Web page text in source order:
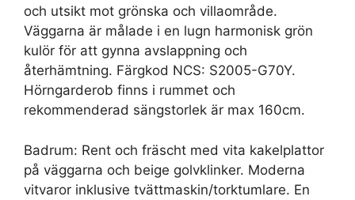
och utsikt mot grönska och villaområde.
Väggarna är målade i en lugn harmonisk grön
kulör för att gynna avslappning och
återhämtning. Färgkod NCS: S2005-G70Y.
Hörngarderob finns i rummet och
rekommenderad sängstorlek är max 160cm.
Badrum: Rent och fräscht med vita kakelplattor
på väggarna och beige golvklinker. Moderna
vitvaror inklusive tvättmaskin/torktumlare. En